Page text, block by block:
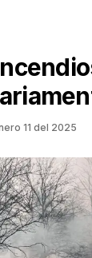
11 del 2025